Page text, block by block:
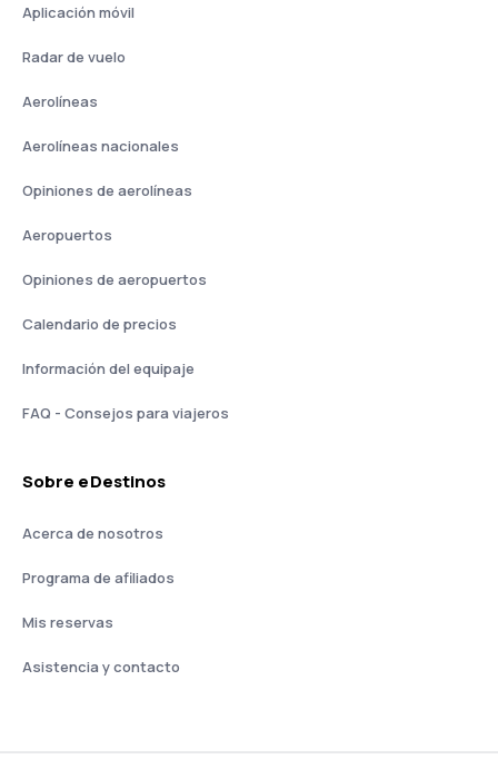
Aplicación móvil
Radar de vuelo
Aerolíneas
Aerolíneas nacionales
Opiniones de aerolíneas
Aeropuertos
Opiniones de aeropuertos
Calendario de precios
Información del equipaje
FAQ - Consejos para viajeros
Sobre eDestinos
Acerca de nosotros
Programa de afiliados
Mis reservas
Asistencia y contacto